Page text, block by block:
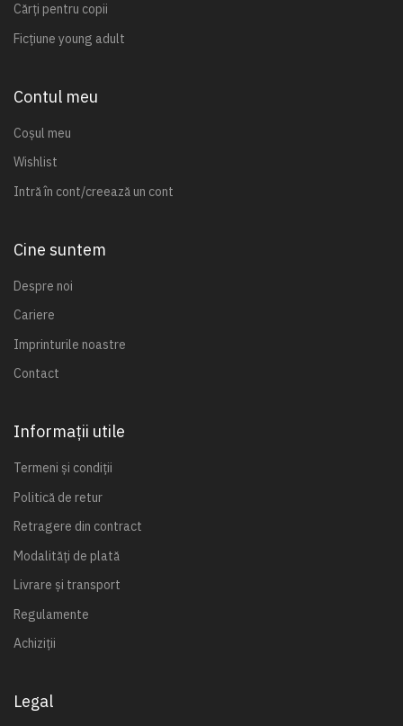
Cărți pentru copii
Ficțiune young adult
Contul meu
Coșul meu
Wishlist
Intră în cont/creează un cont
Cine suntem
Despre noi
Cariere
Imprinturile noastre
Contact
Informații utile
Termeni și condiții
Politică de retur
Retragere din contract
Modalități de plată
Livrare și transport
Regulamente
Achiziții
Legal